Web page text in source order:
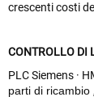
crescenti costi
CONTROLLO DI
PLC Siemens ·
parti di ricambio